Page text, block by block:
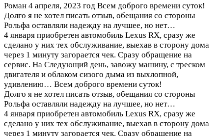
Роман 4 апреля, 2023 год Всем доброго времени суток!
Долго я не хотел писать отзыв, обещания со стороны
Рольфа оставляли надежду на лучшее, но нет…
4 января приобретен автомобиль Lexus RX, сразу же
сделано у них тех обслуживание, выехав в сторону дома
через 1 минуту загорается чек. Сразу обращение на
сервис. На Следующий день, завожу машину, с треском
двигателя и облаком сизого дыма из выхлопной,
удивлению… Всем доброго времени суток!
Долго я не хотел писать отзыв, обещания со стороны
Рольфа оставляли надежду на лучшее, но нет…
4 января приобретен автомобиль Lexus RX, сразу же
сделано у них тех обслуживание, выехав в сторону дома
через 1 минуту загорается чек. Сразу обращение на